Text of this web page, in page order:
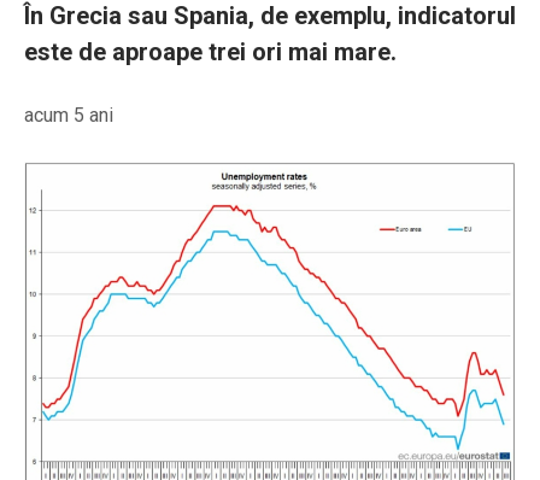
În Grecia sau Spania, de exemplu, indicatorul
este de aproape trei ori mai mare.
acum 5 ani